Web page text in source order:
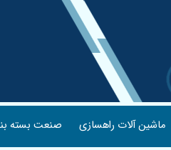
ماشین آلات راهسازی صنعت بسته